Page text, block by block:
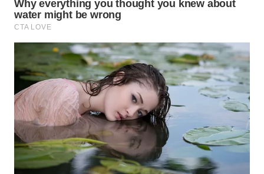
TANGERANG
BINJAI
WN
CIREBON
WN
INDRAMAYU
WN